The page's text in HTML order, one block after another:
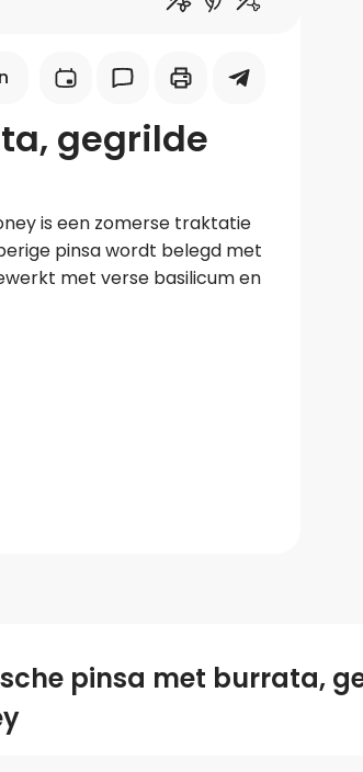
gegrilde
is een zomerse traktatie
pinsa wordt belegd met
met verse basilicum en
pinsa met burrata,